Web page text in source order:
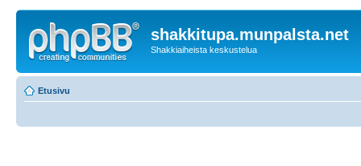
shakkitupa.munpalsta.net
Shakkiaiheista keskustelua
Etusivu